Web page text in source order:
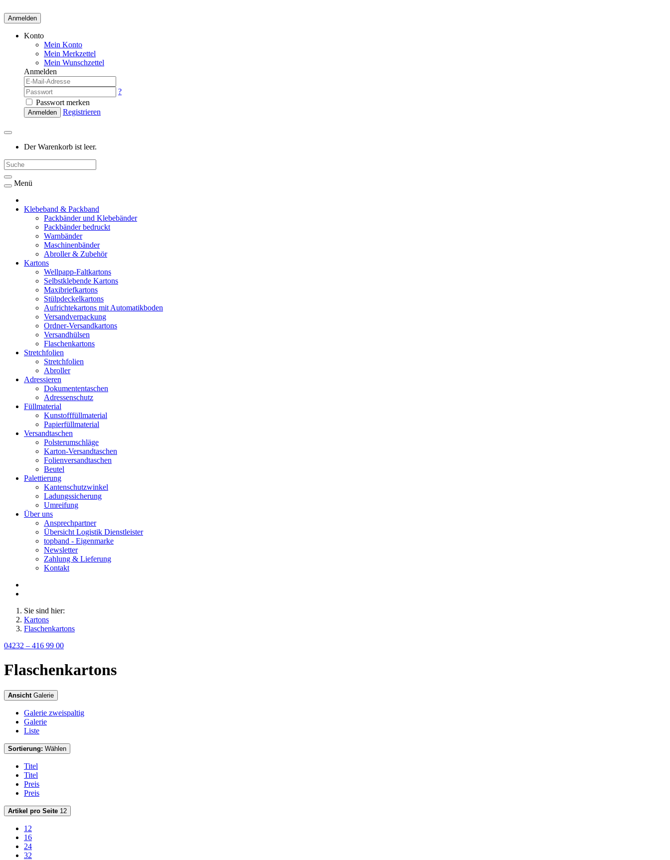
Anmelden
Konto
Mein Konto
Mein Merkzettel
Mein Wunschzettel
Anmelden
?
Passwort merken
Anmelden Registrieren
Der Warenkorb ist leer.
Menü
Klebeband & Packband
Packbänder und Klebebänder
Packbänder bedruckt
Warnbänder
Maschinenbänder
Abroller & Zubehör
Kartons
Wellpapp-Faltkartons
Selbstklebende Kartons
Maxibriefkartons
Stülpdeckelkartons
Aufrichtekartons mit Automatikboden
Versandverpackung
Ordner-Versandkartons
Versandhülsen
Flaschenkartons
Stretchfolien
Stretchfolien
Abroller
Adressieren
Dokumententaschen
Adressenschutz
Füllmaterial
Kunstofffüllmaterial
Papierfüllmaterial
Versandtaschen
Polsterumschläge
Karton-Versandtaschen
Folienversandtaschen
Beutel
Palettierung
Kantenschutzwinkel
Ladungssicherung
Umreifung
Über uns
Ansprechpartner
Übersicht Logistik Dienstleister
topband - Eigenmarke
Newsletter
Zahlung & Lieferung
Kontakt
Sie sind hier:
Kartons
Flaschenkartons
04232 – 416 99 00
Flaschenkartons
Ansicht Galerie
Galerie zweispaltig
Galerie
Liste
Sortierung: Wählen
Titel
Titel
Preis
Preis
Artikel pro Seite 12
12
16
24
32